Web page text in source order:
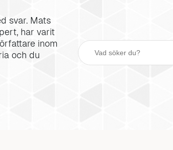
svar. Mats
har varit
inom
och du